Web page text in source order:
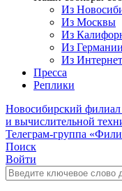
Из
Из Москвы
Из
Из Германии
Из
Пресса
Реплики
Новосибирский филиал
и вычислительной
Телеграм-группа
Поиск
Войти